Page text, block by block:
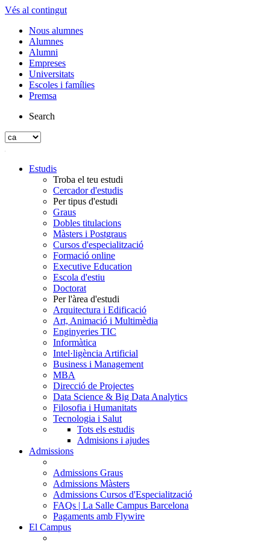
Vés al contingut
Nous alumnes
Alumnes
Alumni
Empreses
Universitats
Escoles i famílies
Premsa
Search
Estudis
Troba el teu estudi
Cercador d'estudis
Per tipus d'estudi
Graus
Dobles titulacions
Màsters i Postgraus
Cursos d'especialització
Formació online
Executive Education
Escola d'estiu
Doctorat
Per l'àrea d'estudi
Arquitectura i Edificació
Art, Animació i Multimèdia
Enginyeries TIC
Informàtica
Intel·ligència Artificial
Business i Management
MBA
Direcció de Projectes
Data Science & Big Data Analytics
Filosofia i Humanitats
Tecnologia i Salut
Tots els estudis
Admisions i ajudes
Admissions
Admissions Graus
Admissions Màsters
Admissions Cursos d'Especialització
FAQs | La Salle Campus Barcelona
Pagaments amb Flywire
El Campus